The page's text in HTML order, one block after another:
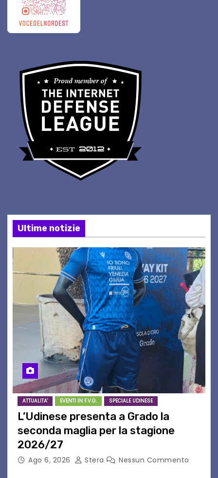
Ultime notizie
ATTUALITA' EVENTI IN F.V.G. SPECIALE UDINESE
L’Udinese presenta a Grado la
seconda maglia per la stagione
2026/27
Ago 6, 2026 Stera Nessun Commento